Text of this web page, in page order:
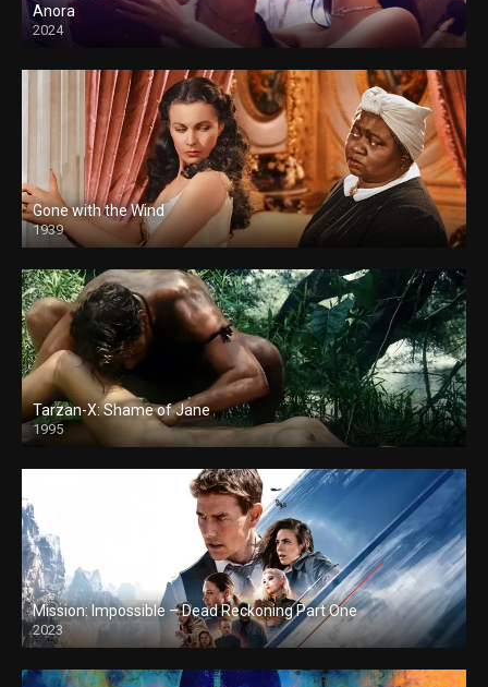
Anora
2024
Gone with the Wind
1939
Tarzan-X: Shame of Jane
1995
Mission: Impossible – Dead Reckoning Part One
2023